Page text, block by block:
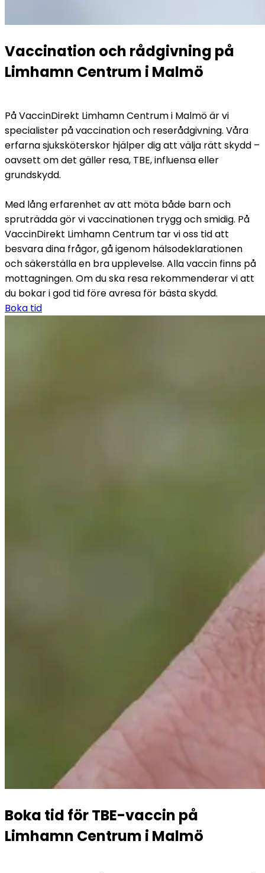
Vaccination och rådgivning på
Limhamn Centrum i Malmö
På VaccinDirekt Limhamn Centrum i Malmö är vi
specialister på vaccination och reserådgivning. Våra
erfarna sjuksköterskor hjälper dig att välja rätt skydd –
oavsett om det gäller resa, TBE, influensa eller
grundskydd.
Med lång erfarenhet av att möta både barn och
spruträdda gör vi vaccinationen trygg och smidig. På
VaccinDirekt Limhamn Centrum tar vi oss tid att
besvara dina frågor, gå igenom hälsodeklarationen
och säkerställa en bra upplevelse. Alla vaccin finns på
mottagningen. Om du ska resa rekommenderar vi att
du bokar i god tid före avresa för bästa skydd.
Boka tid
Boka tid för TBE-vaccin på
Limhamn Centrum i Malmö